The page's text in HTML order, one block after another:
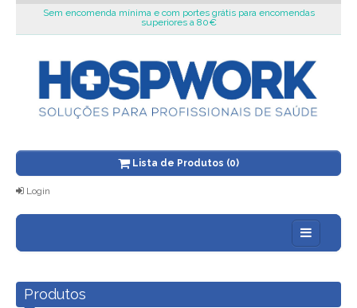
Sem encomenda mínima e com portes grátis para encomendas
superiores a 80€
Lista de Produtos (0)
Login
Blog
Produtos